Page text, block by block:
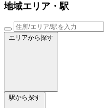
地域エリア・駅
エリアから探す
駅から探す